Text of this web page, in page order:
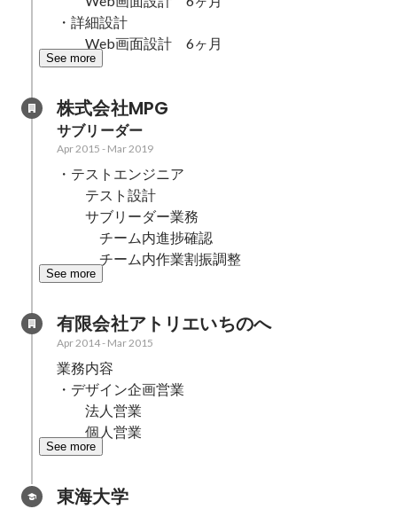
・詳細設計
Web画面設計　6ヶ月
See more
株式会社MPG
サブリーダー
Apr 2015 - Mar 2019
・テストエンジニア
テスト設計
サブリーダー業務
チーム内進捗確認
チーム内作業割振調整
See more
有限会社アトリエいちのへ
Apr 2014- Mar 2015
業務内容
・デザイン企画営業
法人営業
個人営業
See more
東海大学